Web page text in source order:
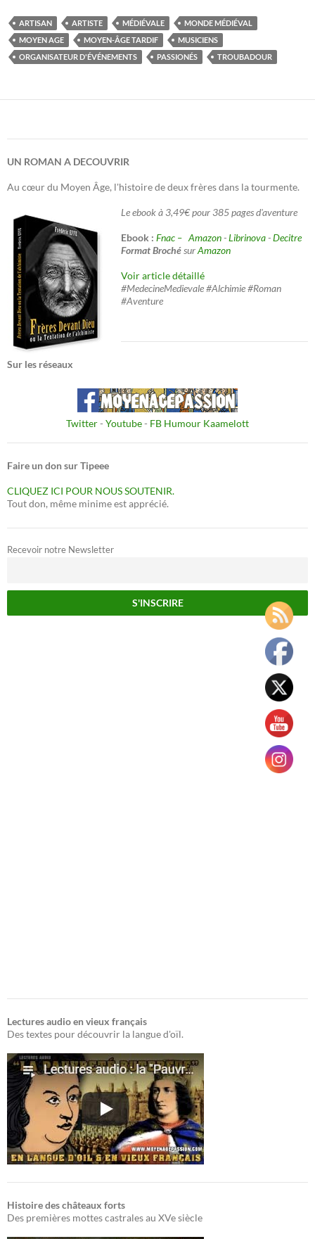
ARTISAN ARTISTE MÉDIÉVALE
MONDE MÉDIÉVAL
MOYEN AGE
MOYEN-ÂGE TARDIF
MUSICIENS
ORGANISATEUR D'ÉVÉNEMENTS
PASSIONÉS TROUBADOUR
UN ROMAN A DECOUVRIR
Au cœur du Moyen Âge, l'histoire de deux frères dans la tourmente.
Le ebook à 3,49€ pour 385 pages d'aventure
Ebook : Fnac – Amazon-Librinova-Decitre
Format BrochésurAmazon
Voir article détaillé
#MedecineMedievale #Alchimie #Roman
#Aventure
Sur les réseaux
Twitter- Youtube- FB Humour Kaamelott
Faire un don sur Tipeee
CLIQUEZ ICI POUR NOUS SOUTENIR.
Tout don, même minime est apprécié.
Recevoir notre Newsletter
Lectures audio en vieux français
Des textes pour découvrir la langue d'oïl.
Histoire des châteaux forts
Des premières mottes castrales au XVe siècle